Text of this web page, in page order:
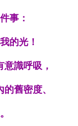
事：
的光！
識呼吸，
舊密度、